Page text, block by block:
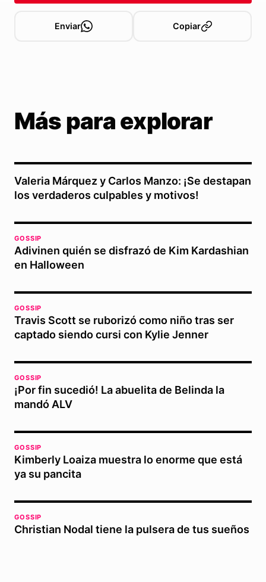
Enviar Copiar
Más para explorar
Valeria Márquez y Carlos Manzo: ¡Se destapan
los verdaderos culpables y motivos!
GOSSIP
Adivinen quién se disfrazó de Kim Kardashian
en Halloween
GOSSIP
Travis Scott se ruborizó como niño tras ser
captado siendo cursi con Kylie Jenner
GOSSIP
¡Por fin sucedió! La abuelita de Belinda la
mandó ALV
GOSSIP
Kimberly Loaiza muestra lo enorme que está
ya su pancita
GOSSIP
Christian Nodal tiene la pulsera de tus sueños